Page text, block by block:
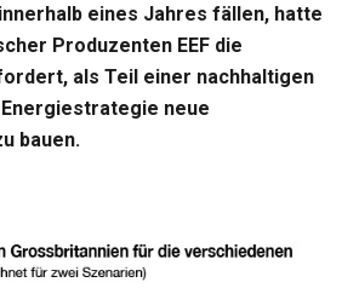
eines Jahres fällen, hatte
Produzenten EEF die
als Teil einer nachhaltigen
neue
bauen.